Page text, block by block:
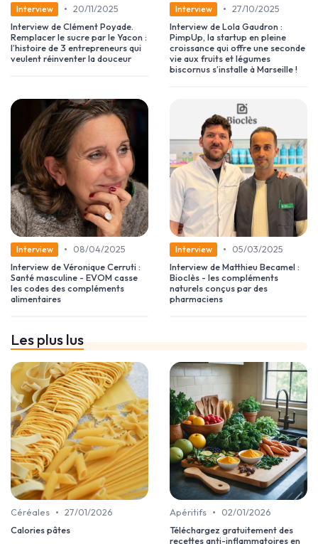
Interview • 20/11/2025
Interview de Clément Poyade.
Remplacer le sucre par le Yacon :
l’histoire de 3 entrepreneurs qui
veulent réinventer la douceur
Interview • 27/10/2025
Interview de Lola Gaudron :
PimpUp, la startup en pleine
croissance qui offre une seconde
vie aux fruits et légumes
biscornus s’installe à Marseille !
Interview •
08/04/2025
Interview de Véronique Cerruti :
Santé masculine - EVOM casse
les codes des compléments
alimentaires
Interview •
05/03/2025
Interview de Matthieu Becamel :
Bioclès - les compléments
naturels conçus par des
pharmaciens
Les plus lus
Céréales • 27/01/2026
Calories pâtes
Apéritifs •
02/01/2026
Téléchargez gratuitement des
recettes anti-inflammatoires en